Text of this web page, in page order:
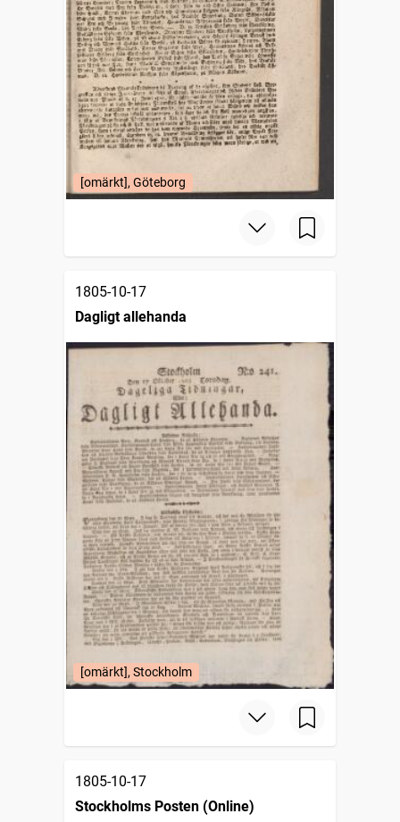
[omärkt], Göteborg
1805-10-17
Dagligt allehanda
[omärkt], Stockholm
1805-10-17
Stockholms Posten (Online)